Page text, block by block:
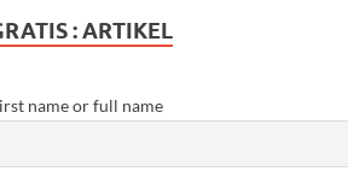
: ARTIKEL
name or full name